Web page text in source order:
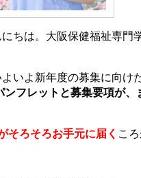
ちは。大阪保健福祉専門
いよ新年度の募集に向け
フレットと募集要項が、
そろそろお手元に届く こ